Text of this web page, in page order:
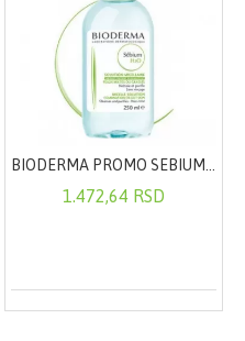
1.472,64 RSD